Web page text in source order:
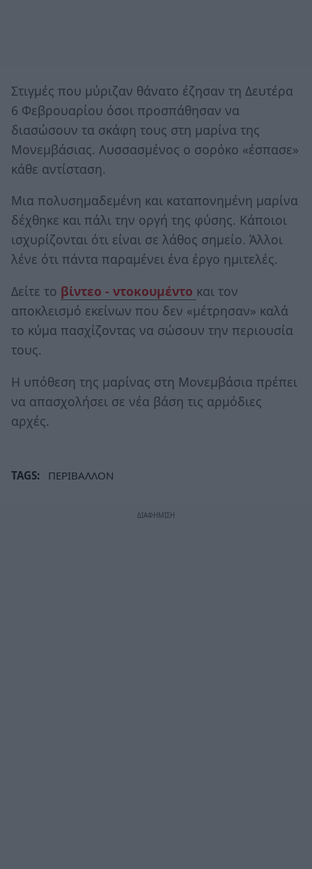
Στιγμές που μύριζαν θάνατο έζησαν τη Δευτέρα
6 Φεβρουαρίου όσοι προσπάθησαν να
διασώσουν τα σκάφη τους στη μαρίνα της
Μονεμβάσιας. Λυσσασμένος ο σορόκο «έσπασε»
κάθε αντίσταση.
Μια πολυσημαδεμένη και καταπονημένη μαρίνα
δέχθηκε και πάλι την οργή της φύσης. Κάποιοι
ισχυρίζονται ότι είναι σε λάθος σημείο. Άλλοι
λένε ότι πάντα παραμένει ένα έργο ημιτελές.
Δείτε το βίντεο - ντοκουμέντο και τον
αποκλεισμό εκείνων που δεν «μέτρησαν» καλά
το κύμα πασχίζοντας να σώσουν την περιουσία
τους.
Η υπόθεση της μαρίνας στη Μονεμβάσια πρέπει
να απασχολήσει σε νέα βάση τις αρμόδιες
αρχές.
TAGS: ΠΕΡΙΒΑΛΛΟΝ